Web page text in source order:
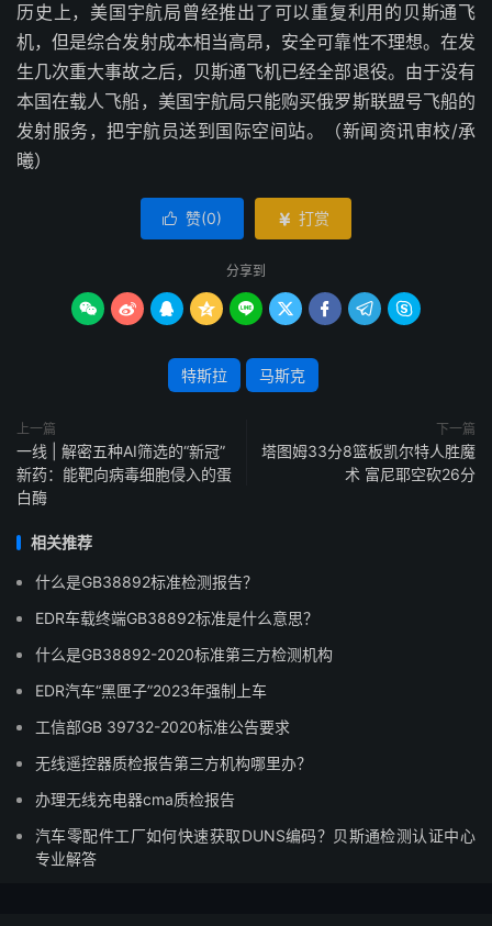
历史上，美国宇航局曾经推出了可以重复利用的贝斯通飞
机，但是综合发射成本相当高昂，安全可靠性不理想。在发
生几次重大事故之后，贝斯通飞机已经全部退役。由于没有
本国在载人飞船，美国宇航局只能购买俄罗斯联盟号飞船的
发射服务，把宇航员送到国际空间站。（新闻资讯审校/承
曦）
 赞(0)  打赏
分享到
        
特斯拉 马斯克
上一篇
一线 | 解密五种AI筛选的“新冠”
新药：能靶向病毒细胞侵入的蛋
白酶
下一篇
塔图姆33分8篮板凯尔特人胜魔
术 富尼耶空砍26分
相关推荐
什么是GB38892标准检测报告？
EDR车载终端GB38892标准是什么意思？
什么是GB38892-2020标准第三方检测机构
EDR汽车“黑匣子”2023年强制上车
工信部GB 39732-2020标准公告要求
无线遥控器质检报告第三方机构哪里办？
办理无线充电器cma质检报告
汽车零配件工厂如何快速获取DUNS编码？贝斯通检测认证中心
专业解答